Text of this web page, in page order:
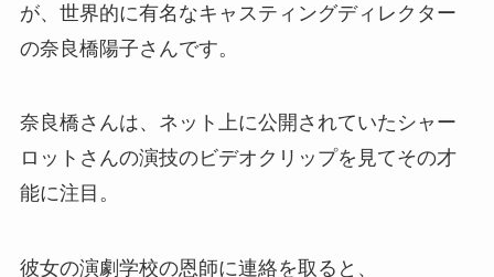
が、世界的に有名なキャスティングディレクター
の奈良橋陽子さんです。
奈良橋さんは、ネット上に公開されていたシャー
ロットさんの演技のビデオクリップを見てその才
能に注目。
彼女の演劇学校の恩師に連絡を取ると、